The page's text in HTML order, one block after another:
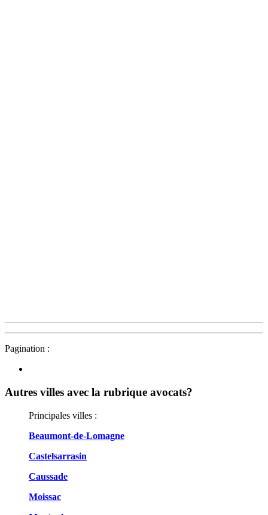
Pagination :
Autres villes avec la rubrique avocats?
Principales villes :
Beaumont-de-Lomagne
Castelsarrasin
Caussade
Moissac